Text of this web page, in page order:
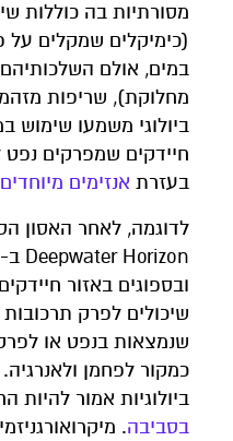
מסורתיות בה כוללות
(כימיקלים שמקלים על
במים, אולם
מחלוקת), שריפות
ביולוגי משמעו שימוש
חיידקים שמפרקים נפט
בעזרת אנזימים מיוחדים
לדוגמה, לאחר האסון
ובספוגים באזור
שיכולים לפרק
שנמצאות בנפט או
כמקור לפחמן
ביולוגיות אמור להיות
בסביבה.